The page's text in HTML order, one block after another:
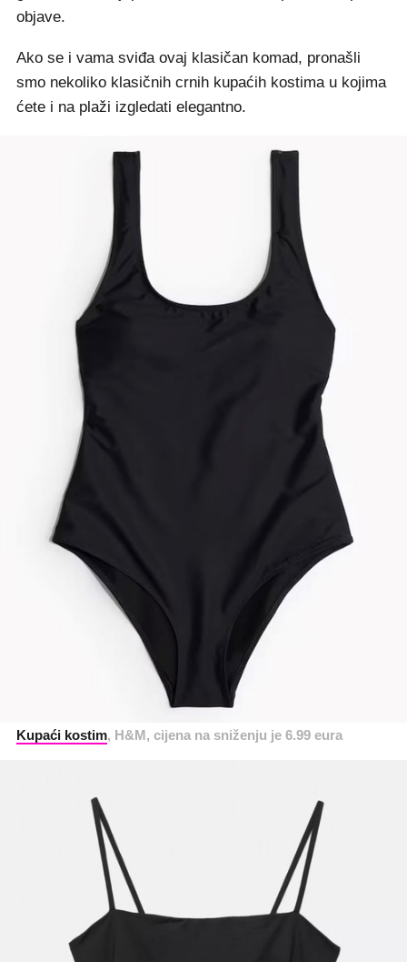
objave.
Ako se i vama sviđa ovaj klasičan komad, pronašli
smo nekoliko klasičnih crnih kupaćih kostima u kojima
ćete i na plaži izgledati elegantno.
Kupaći kostim, H&M, cijena na sniženju je 6.99 eura